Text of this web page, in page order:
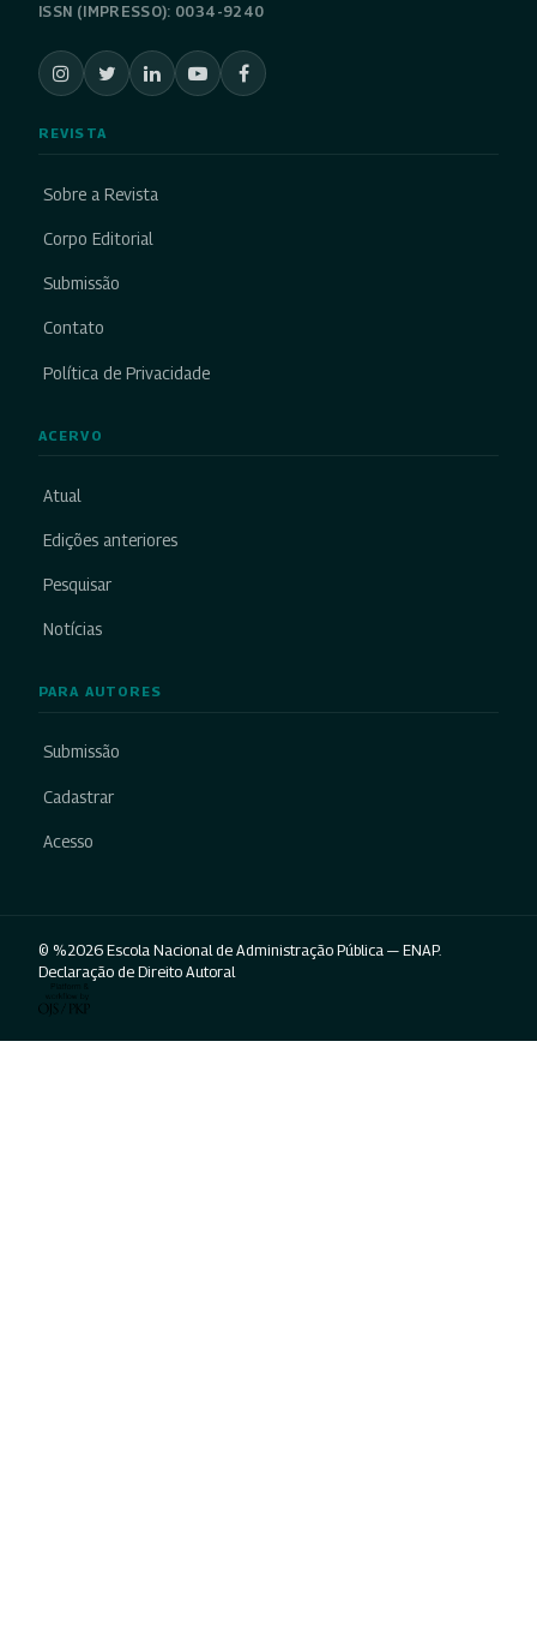
ISSN (IMPRESSO): 0034-9240
REVISTA
Sobre a Revista
Corpo Editorial
Submissão
Contato
Política de Privacidade
ACERVO
Atual
Edições anteriores
Pesquisar
Notícias
PARA AUTORES
Submissão
Cadastrar
Acesso
© %2026 Escola Nacional de Administração Pública — ENAP.
Declaração de Direito Autoral